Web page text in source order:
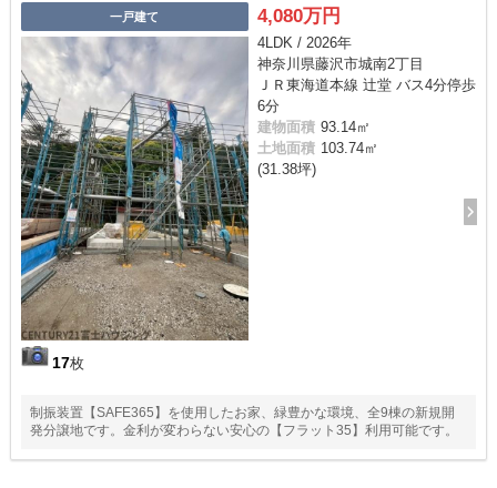
一戸建て
17枚
4,080万円
4LDK / 2026年
神奈川県藤沢市城南2丁目
ＪＲ東海道本線 辻堂 バス4分停歩
6分
建物面積 93.14㎡
土地面積 103.74㎡
(31.38坪)
制振装置【SAFE365】を使用したお家、緑豊かな環境、全9棟の新規開
発分譲地です。金利が変わらない安心の【フラット35】利用可能です。